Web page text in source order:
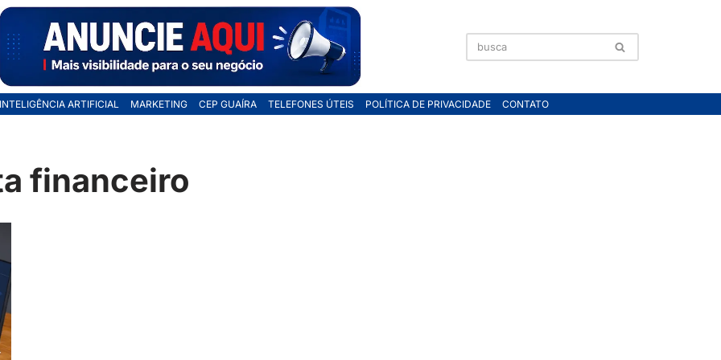
INTELIGÊNCIA ARTIFICIAL MARKETING CEP GUAÍRA TELEFONES ÚTEIS POLÍTICA DE PRIVACIDADE CONTATO
financeiro